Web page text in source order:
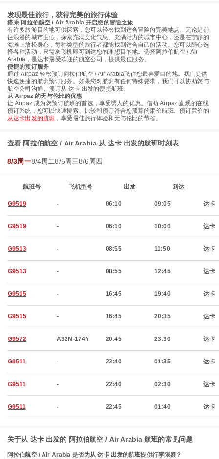
发现最佳旅行，获得完美的旅行体验
搭乘 阿拉伯航空 / Air Arabia 开启您的冒险之旅
有许多旅游目的地可供探索，您可以轻松找到适合冒险的完美地点。无论是前
往浪漫的城市度假，探索充满文化气息、充满活力的城市中心，还是在宁静的
海滩上放松身心，每种类型的旅行者都能找到适合自己的活动。您可以随心选
择各种活动，只需乘飞机即可到达您的理想目的地。选择阿拉伯航空 / Air
Arabia，是达卡最受欢迎的航空公司，提供最佳服务。
便捷的预订服务
通过 Airpaz 轻松预订阿拉伯航空 / Air Arabia飞往您最喜爱目的地。我们提供
快速便捷的航班预订服务。如果您对航班有任何特殊要求，我们可以协助您与
航空公司沟通。预订从 达卡 出发的便捷航班。
从 Airpaz 的无与伦比的优惠
让 Airpaz 成为您预订航班的首选，享受诱人的优惠。借助 Airpaz 直观的在线
预订系统，您可以快速搜索、比较和预订符合您预算的廉价航班。预订廉价的
从达卡出发的航班 ，享受最佳旅行体验和无与伦比的节省。
查看 阿拉伯航空 / Air Arabia 从 达卡 出发的航班时刻表
8/3周一8/4周二8/5周三8/6周四
航班号 飞机型号 出发 到达
G9519 - 06:10 09:05 达卡
G9519 - 06:10 10:00 达卡
G9513 - 08:55 11:50 达卡
G9513 - 08:55 12:45 达卡
G9515 - 16:45 19:40 达卡
G9515 - 16:45 20:35 达卡
G9572 A32N-174Y 20:45 23:30 达卡
G9511 - 22:40 01:35 达卡
G9511 - 22:40 02:30 达卡
G9511 - 22:45 01:40 达卡
关于从 达卡 出发的 阿拉伯航空 / Air Arabia 航班的常见问题
阿拉伯航空 / Air Arabia 是否为从 达卡 出发的航班提供行李限额？